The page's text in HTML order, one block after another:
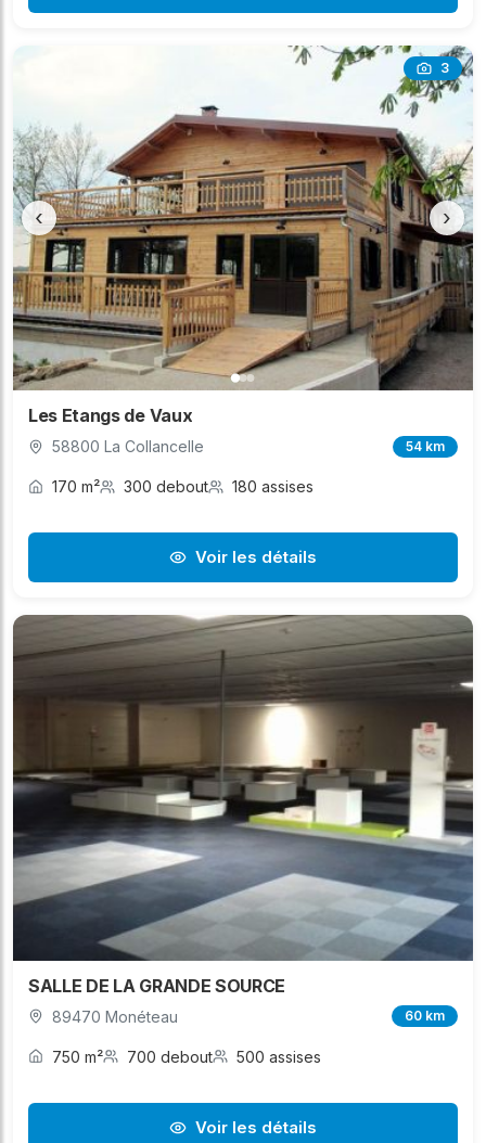
3
‹ ›
Les Etangs de Vaux
58800 La Collancelle 54 km
170 m² 300 debout 180 assises
Voir les détails
SALLE DE LA GRANDE SOURCE
89470 Monéteau 60 km
750 m² 700 debout 500 assises
Voir les détails